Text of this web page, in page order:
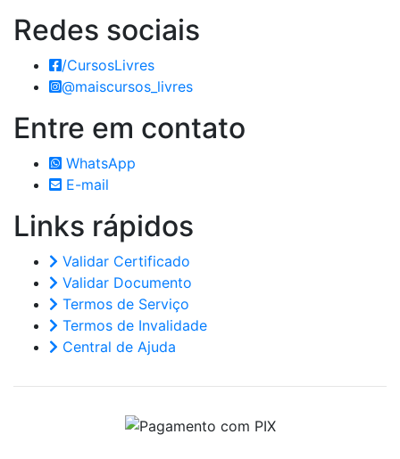
Redes sociais
/CursosLivres
@maiscursos_livres
Entre em contato
WhatsApp
E-mail
Links rápidos
Validar Certificado
Validar Documento
Termos de Serviço
Termos de Invalidade
Central de Ajuda